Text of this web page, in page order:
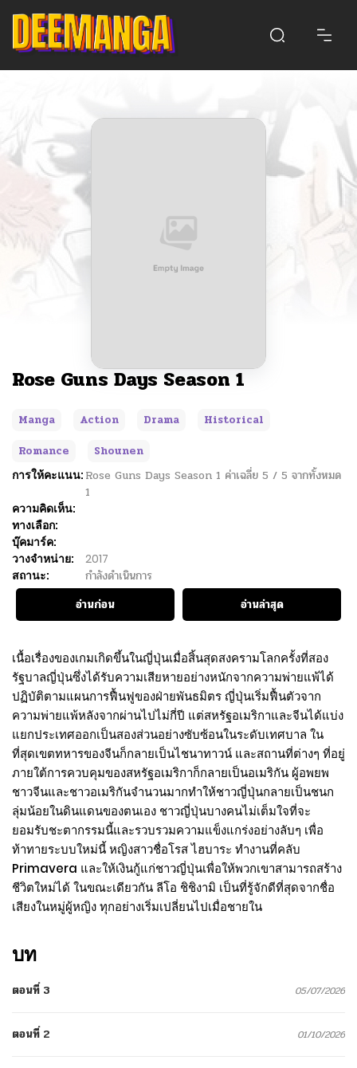
Rose Guns Days Season 1
Manga Action Drama
Historical
Romance
Shounen
การให้คะแนน: Rose Guns Days Season 1 ค่าเฉลี่ย 5 / 5 จากทั้งหมด
1
ความคิดเห็น:
ทางเลือก:
บุ๊คมาร์ค:
วางจำหน่าย:
2017
สถานะ:
กำลังดำเนินการ
อ่านก่อน
อ่านล่าสุด
เนื้อเรื่องของเกมเกิดขึ้นในญี่ปุ่นเมื่อสิ้นสุดสงครามโลกครั้งที่สอง
รัฐบาลญี่ปุ่นซึ่งได้รับความเสียหายอย่างหนักจากความพ่ายแพ้ได้
ปฏิบัติตามแผนการฟื้นฟูของฝ่ายพันธมิตร ญี่ปุ่นเริ่มฟื้นตัวจาก
ความพ่ายแพ้หลังจากผ่านไปไม่กี่ปี แต่สหรัฐอเมริกาและจีนได้แบ่ง
แยกประเทศออกเป็นสองส่วนอย่างซับซ้อนในระดับเทศบาล ใน
ที่สุดเขตทหารของจีนก็กลายเป็นไชนาทาวน์ และสถานที่ต่างๆ ที่อยู่
ภายใต้การควบคุมของสหรัฐอเมริกาก็กลายเป็นอเมริกัน ผู้อพยพ
ชาวจีนและชาวอเมริกันจำนวนมากทำให้ชาวญี่ปุ่นกลายเป็นชนก
ลุ่มน้อยในดินแดนของตนเอง ชาวญี่ปุ่นบางคนไม่เต็มใจที่จะ
ยอมรับชะตากรรมนี้และรวบรวมความแข็งแกร่งอย่างลับๆ เพื่อ
ท้าทายระบบใหม่นี้ หญิงสาวชื่อโรส ไฮบาระ ทำงานที่คลับ
Primavera และให้เงินกู้แก่ชาวญี่ปุ่นเพื่อให้พวกเขาสามารถสร้าง
ชีวิตใหม่ได้ ในขณะเดียวกัน ลีโอ ชิชิงามิ เป็นที่รู้จักดีที่สุดจากชื่อ
เสียงในหมู่ผู้หญิง ทุกอย่างเริ่มเปลี่ยนไปเมื่อชายใน
บท
ตอนที่ 3 05/07/2026
ตอนที่ 2 01/10/2026